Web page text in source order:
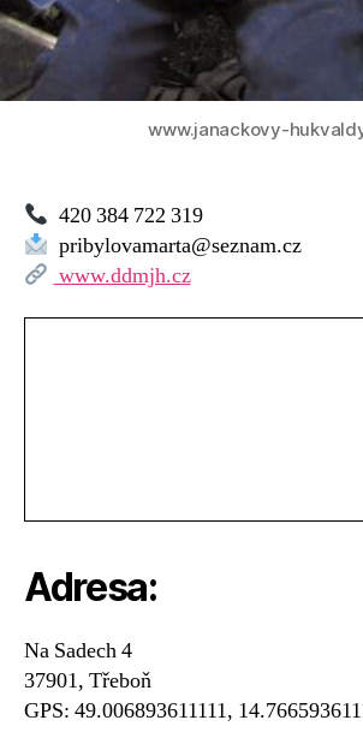
www.janackovy-
420 384 722 319
pribylovamarta@seznam.cz
www.ddmjh.cz
Adresa:
Na Sadech 4
37901, Třeboň
GPS: 49.006893611111,